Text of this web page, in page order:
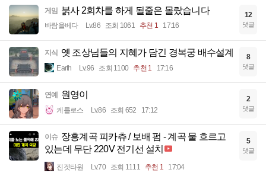
게임 붉사 2회차를 하게 될줄은 몰랐습니다
바람을베다 Lv.86 조회 1061 추천 1 17:16
12
댓글
지식 옛 조상님들의 지혜가 담긴 경복궁 배수설계
Earth Lv.96 조회 1100 추천 1 17:16
8
댓글
연예 원영이
케를로스 Lv.86 조회 652 17:12
2
댓글
이슈 장흥계곡 피카츄 / 보배 펌 - 계곡 물 흐르고
있는데 무단 220V 전기선 설치
진겟타원 Lv.70 조회 1111 추천 1 17:04
5
댓글